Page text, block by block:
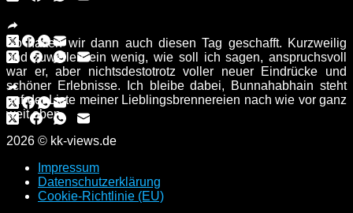
So hatten wir dann auch diesen Tag geschafft. Kurzweilig
und zuweilen ein wenig, wie soll ich sagen, anspruchsvoll
war er, aber nichtsdestotrotz voller neuer Eindrücke und
schöner Erlebnisse. Ich bleibe dabei, Bunnahabhain steht
auf der Liste meiner Lieblingsbrennereien nach wie vor ganz
weit oben.
2026 © kk-views.de
Impressum
Datenschutzerklärung
Cookie-Richtlinie (EU)